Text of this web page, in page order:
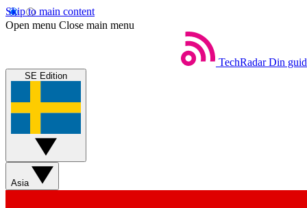
Skip to main content
Open menu Close main menu
TechRadar Din
SE Edition
Asia